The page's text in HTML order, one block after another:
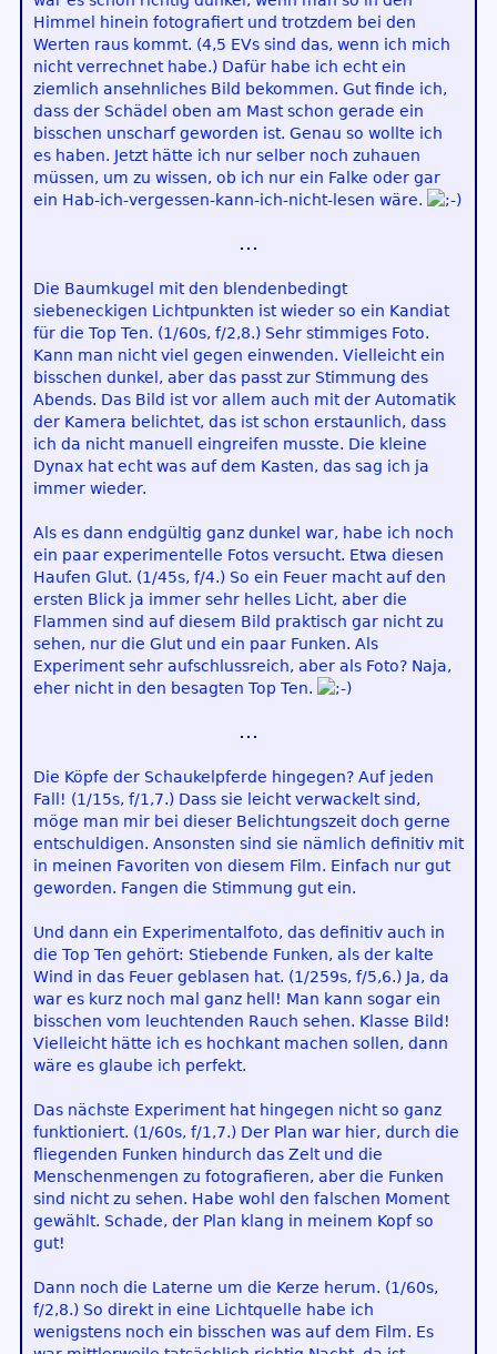
Himmel hinein fotografiert und trotzdem bei den
Werten raus kommt. (4,5 EVs sind das, wenn ich mich
nicht verrechnet habe.) Dafür habe ich echt ein
ziemlich ansehnliches Bild bekommen. Gut finde ich,
dass der Schädel oben am Mast schon gerade ein
bisschen unscharf geworden ist. Genau so wollte ich
es haben. Jetzt hätte ich nur selber noch zuhauen
müssen, um zu wissen, ob ich nur ein Falke oder gar
ein Hab-ich-vergessen-kann-ich-nicht-lesen wäre.
Die Baumkugel mit den blendenbedingt
siebeneckigen Lichtpunkten ist wieder so ein Kandiat
für die Top Ten. (1/60s, f/2,8.) Sehr stimmiges Foto.
Kann man nicht viel gegen einwenden. Vielleicht ein
bisschen dunkel, aber das passt zur Stimmung des
Abends. Das Bild ist vor allem auch mit der Automatik
der Kamera belichtet, das ist schon erstaunlich, dass
ich da nicht manuell eingreifen musste. Die kleine
Dynax hat echt was auf dem Kasten, das sag ich ja
immer wieder.
Als es dann endgültig ganz dunkel war, habe ich noch
ein paar experimentelle Fotos versucht. Etwa diesen
Haufen Glut. (1/45s, f/4.) So ein Feuer macht auf den
ersten Blick ja immer sehr helles Licht, aber die
Flammen sind auf diesem Bild praktisch gar nicht zu
sehen, nur die Glut und ein paar Funken. Als
Experiment sehr aufschlussreich, aber als Foto? Naja,
eher nicht in den besagten Top Ten.
Die Köpfe der Schaukelpferde hingegen? Auf jeden
Fall! (1/15s, f/1,7.) Dass sie leicht verwackelt sind,
möge man mir bei dieser Belichtungszeit doch gerne
entschuldigen. Ansonsten sind sie nämlich definitiv mit
in meinen Favoriten von diesem Film. Einfach nur gut
geworden. Fangen die Stimmung gut ein.
Und dann ein Experimentalfoto, das definitiv auch in
die Top Ten gehört: Stiebende Funken, als der kalte
Wind in das Feuer geblasen hat. (1/259s, f/5,6.) Ja, da
war es kurz noch mal ganz hell! Man kann sogar ein
bisschen vom leuchtenden Rauch sehen. Klasse Bild!
Vielleicht hätte ich es hochkant machen sollen, dann
wäre es glaube ich perfekt.
Das nächste Experiment hat hingegen nicht so ganz
funktioniert. (1/60s, f/1,7.) Der Plan war hier, durch die
fliegenden Funken hindurch das Zelt und die
Menschenmengen zu fotografieren, aber die Funken
sind nicht zu sehen. Habe wohl den falschen Moment
gewählt. Schade, der Plan klang in meinem Kopf so
gut!
Dann noch die Laterne um die Kerze herum. (1/60s,
f/2,8.) So direkt in eine Lichtquelle habe ich
wenigstens noch ein bisschen was auf dem Film. Es